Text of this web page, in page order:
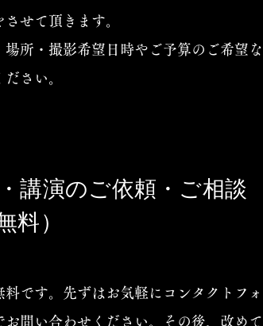
せて頂きます。
所・撮影希望日時やご予算のご希望な
さい。
講演のご依頼・ご相談
料）
です。先ずはお気軽にコンタクトフォ
お問い合わせください。その後、改めて